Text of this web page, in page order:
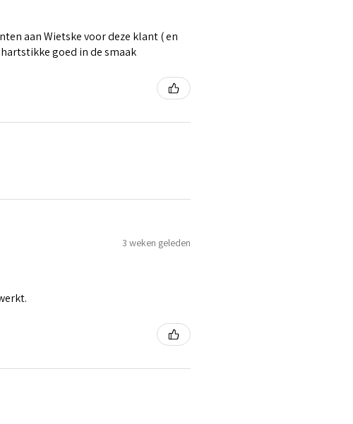
aan Wietske voor deze klant ( en
goed in de smaak
3 weken geleden